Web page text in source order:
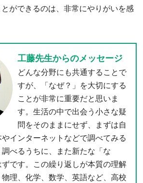
ができるのは、非常にやりがいを感
工藤先生からのメッセージ
どんな分野にも共通することで
すが、「なぜ？」を大切にする
ことが非常に重要だと思いま
す。生活の中で出会う小さな疑
問をそのままにせず、まずは自
インターネットなどで調べてみる
べるうちに、また新たな「な
です。この繰り返しが本質の理解
理、化学、数学、英語など、高校